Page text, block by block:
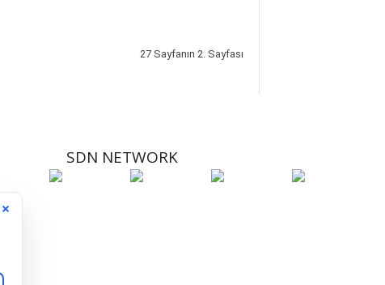
27 Sayfanın 2. Sayfası
SDN NETWORK